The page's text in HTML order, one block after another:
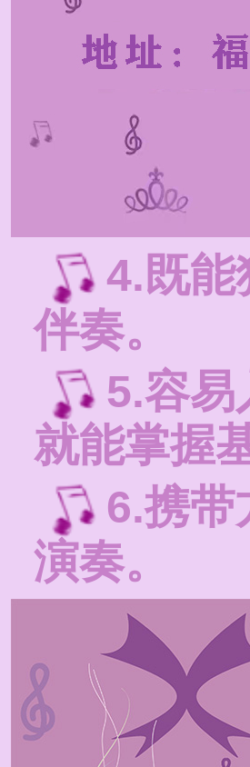
4.既能
伴奏。
5.容易
就能掌握
6.携带
演奏。